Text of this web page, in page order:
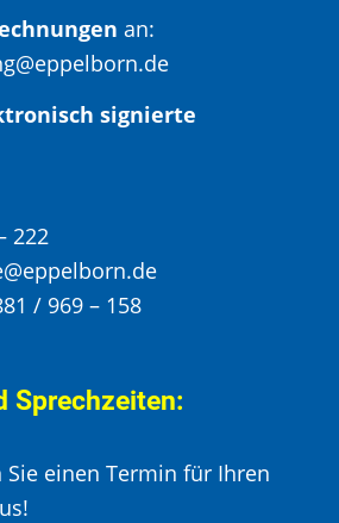
an:
signierte
222
/ 969 – 158
Sprechzeiten:
einen Termin für Ihren